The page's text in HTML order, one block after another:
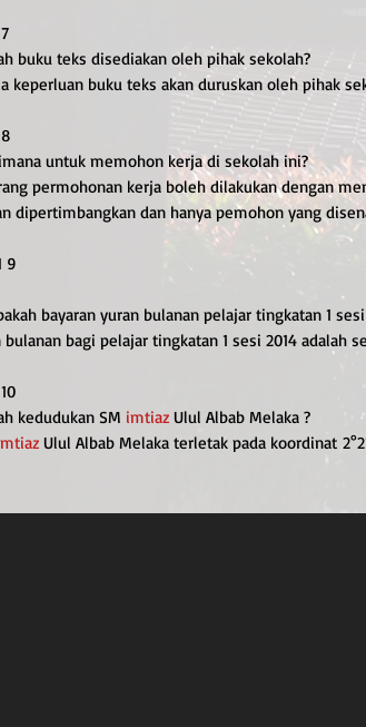
buku teks disediakan oleh pihak sekolah?
keperluan buku teks akan duruskan oleh pihak
untuk memohon kerja di sekolah ini?
permohonan kerja boleh dilakukan dengan
dipertimbangkan dan hanya pemohon yang
9
bayaran yuran bulanan pelajar tingkatan 1 sesi
bulanan bagi pelajar tingkatan 1 sesi 2014 adalah
kedudukan SM imtiaz Ulul Albab Melaka ?
Ulul Albab Melaka terletak pada koordinat